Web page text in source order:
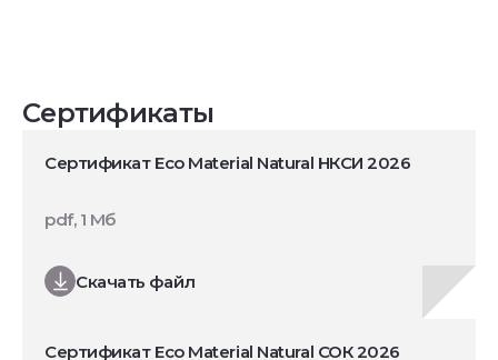
Сертификаты
Сертификат Eco Material Natural НКСИ 2026
Скачать файл
pdf, 1 Мб
Сертификат Eco Material Natural СОК 2026